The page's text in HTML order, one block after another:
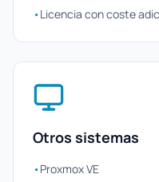
•Licencia con coste
Otros sistemas
•Proxmox VE